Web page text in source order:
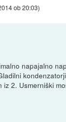
ob 20:03)
napajalno
2. Usmerniški